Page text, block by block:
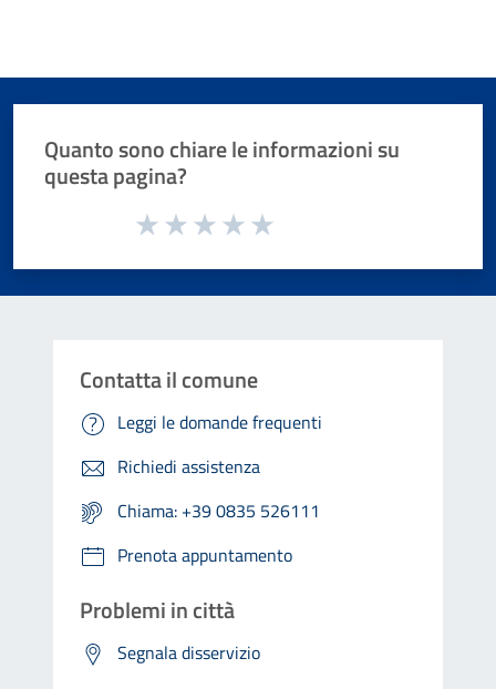
Quanto sono chiare le informazioni su
questa pagina?
Valuta da 1 a 5 stelle la pagina
Contatta il comune
Leggi le domande frequenti
Richiedi assistenza
Chiama: +39 0835 526111
Prenota appuntamento
Problemi in città
Segnala disservizio